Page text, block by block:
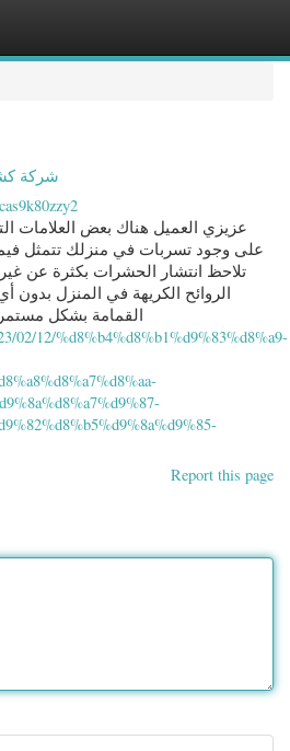
شركة
عزيزي العميل هناك بعض العلامات
على وجود تسربات في منزلك تتمثل
تلاحظ انتشار الحشرات بكثرة عن غير
الروائح الكريهة في المنزل
القمامة بشكل
02/12/%d8%b4%d8%b1%d9%83%d8%a9-
Report this page